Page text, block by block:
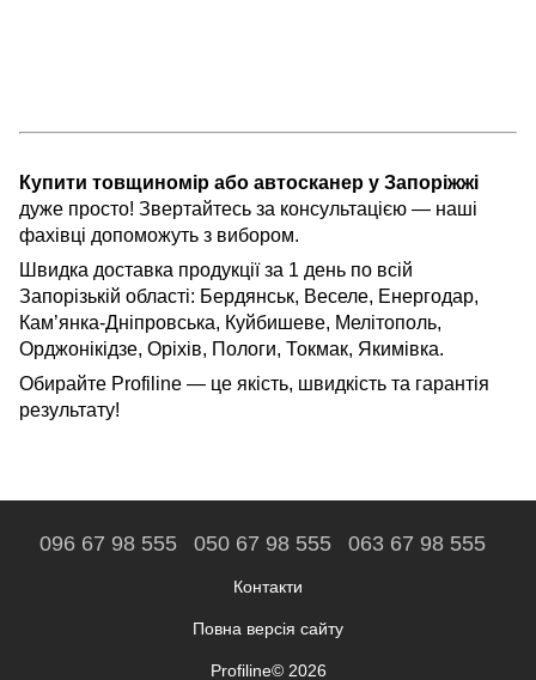
Купити товщиномір або автосканер у Запоріжжі
дуже просто! Звертайтесь за консультацією — наші
фахівці допоможуть з вибором.
Швидка доставка продукції за 1 день по всій
Запорізькій області: Бердянськ, Веселе, Енергодар,
Кам’янка-Дніпровська, Куйбишеве, Мелітополь,
Орджонікідзе, Оріхів, Пологи, Токмак, Якимівка.
Обирайте Profiline — це якість, швидкість та гарантія
результату!
096 67 98 555 050 67 98 555 063 67 98 555
Контакти
Повна версія сайту
Profiline© 2026